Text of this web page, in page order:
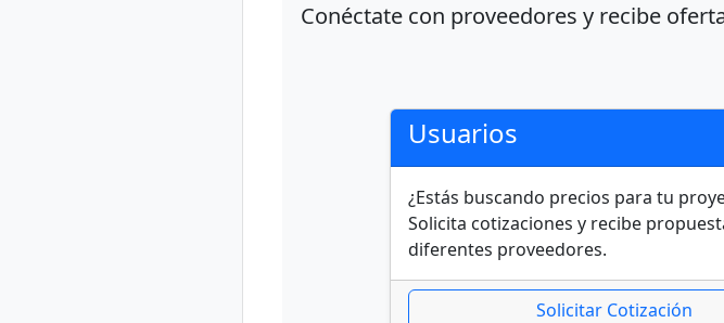
Conéctate con proveedores y recibe
Usuarios
¿Estás buscando precios para tu
Solicita cotizaciones y recibe
diferentes proveedores.
Solicitar Cotización